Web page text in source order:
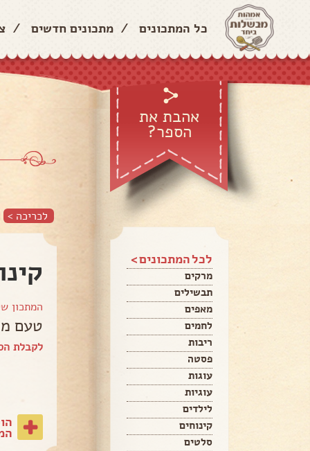
כל המתכונים / מתכונים חדשים /
אהבת את
הספר?
לכל המתכונים >
מרקים
תבשילים
מאפים
לחמים
ריבות
פסטה
עוגות
עוגיות
לילדים
קינוחים
סלטים
לכריכה >
המתכון
טעם
לקבלת